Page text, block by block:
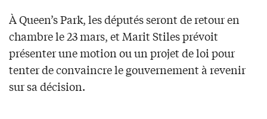
À Queen’s Park, les députés seront de retour en
chambre le 23 mars, et Marit Stiles prévoit
présenter une motion ou un projet de loi pour
tenter de convaincre le gouvernement à revenir
sur sa décision.